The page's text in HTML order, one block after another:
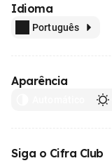
Idioma
Português
Aparência
Siga o Cifra Club